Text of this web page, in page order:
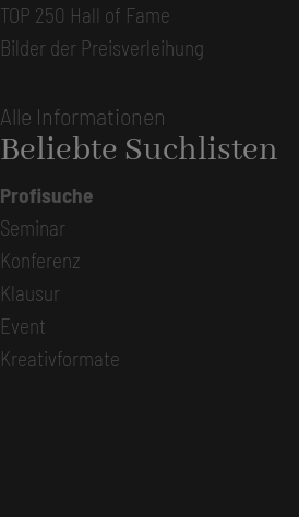
TOP 250 Hall of Fame
Bilder der Preisverleihung
Alle Informationen
Beliebte Suchlisten
Profisuche
Seminar
Konferenz
Klausur
Event
Kreativformate